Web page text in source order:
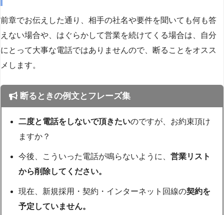
前章でお伝えした通り、相手の社名や要件を聞いても何も答
えない場合や、はぐらかして営業を続けてくる場合は、自分
にとって大事な電話ではありませんので、断ることをオスス
メします。
断るときの例文とフレーズ集
二度と電話をしないで頂きたいのですが、お約束頂け
ますか？
今後、こういった電話が鳴らないように、営業リスト
から削除してください。
現在、新規採用・契約・インターネット回線の契約を
予定していません。